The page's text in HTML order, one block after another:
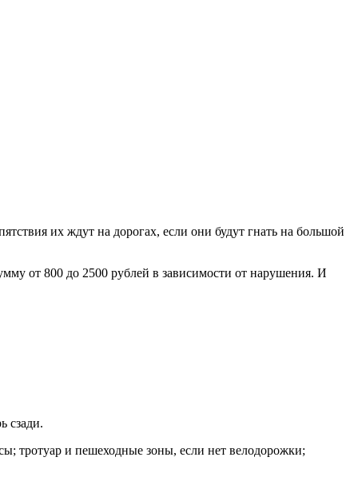
их ждут на дорогах, если они будут гнать на большой
от 800 до 2500 рублей в зависимости от нарушения. И
сзади.
тротуар и пешеходные зоны, если нет велодорожки;